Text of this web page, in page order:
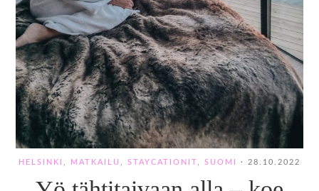
HELSINKI , MATKAILU, STAYCATIONIT , SUOMI · 28.10.2022